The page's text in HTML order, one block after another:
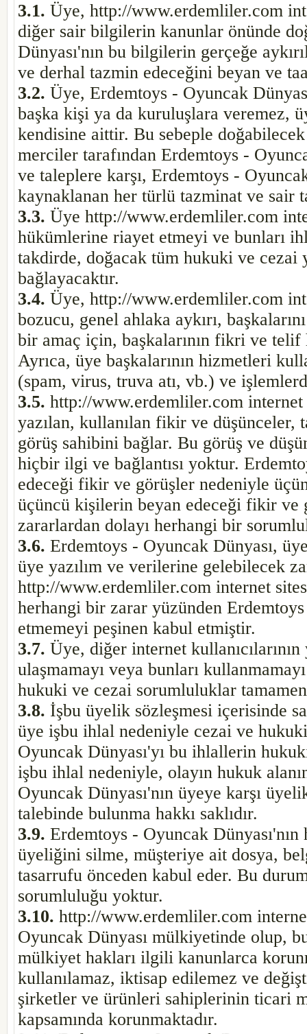
3.1. Üye, http://www.erdemliler.com
diğer sair bilgilerin kanunlar önünde
Dünyası'nın bu bilgilerin gerçeğe
ve derhal tazmin edeceğini beyan ve
3.2. Üye, Erdemtoys - Oyuncak
başka kişi ya da kuruluşlara veremez,
kendisine aittir. Bu sebeple
merciler tarafından Erdemtoys -
ve taleplere karşı, Erdemtoys -
kaynaklanan her türlü tazminat ve sair
3.3. Üye http://www.erdemliler.com
hükümlerine riayet etmeyi ve bunları
takdirde, doğacak tüm hukuki ve cezai
bağlayacaktır.
3.4. Üye, http://www.erdemliler.com
bozucu, genel ahlaka aykırı,
bir amaç için, başkalarının fikri ve
Ayrıca, üye başkalarının hizmetleri
(spam, virus, truva atı, vb.) ve
3.5. http://www.erdemliler.com internet
yazılan, kullanılan fikir ve
görüş sahibini bağlar. Bu görüş ve
hiçbir ilgi ve bağlantısı yoktur.
edeceği fikir ve görüşler nedeniyle
üçüncü kişilerin beyan edeceği fikir ve
zararlardan dolayı herhangi bir
3.6. Erdemtoys - Oyuncak Dünyası,
üye yazılım ve verilerine gelebilecek
http://www.erdemliler.com internet
herhangi bir zarar yüzünden
etmemeyi peşinen kabul etmiştir.
3.7. Üye, diğer internet
ulaşmamayı veya bunları
hukuki ve cezai sorumluluklar
3.8. İşbu üyelik sözleşmesi içerisinde
üye işbu ihlal nedeniyle cezai ve
Oyuncak Dünyası'yı bu ihlallerin
işbu ihlal nedeniyle, olayın hukuk
Oyuncak Dünyası'nın üyeye karşı
talebinde bulunma hakkı saklıdır.
3.9. Erdemtoys - Oyuncak
üyeliğini silme, müşteriye ait dosya,
tasarrufu önceden kabul eder. Bu
sorumluluğu yoktur.
3.10. http://www.erdemliler.com
Oyuncak Dünyası mülkiyetinde olup,
mülkiyet hakları ilgili kanunlarca
kullanılamaz, iktisap edilemez ve
şirketler ve ürünleri sahiplerinin ticari
kapsamında korunmaktadır.